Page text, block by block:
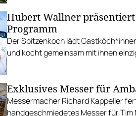
Hubert Wallner präsentiert
Programm
Der Spitzenkoch lädt
und kocht gemeinsam mit ihnen
Exklusives Messer für
Messermacher Richard Kappeller
handgeschmiedetes Messer für Tim